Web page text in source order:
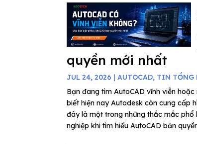
quyền mới nhất
JUL 24, 2026 |AUTOCAD, TIN TỔNG
Bạn đang tìm AutoCAD vĩnh viễn
biết hiện nay Autodesk còn cung cấp
đây là một trong những thắc mắc phổ
nghiệp khi tìm hiểu AutoCAD bản